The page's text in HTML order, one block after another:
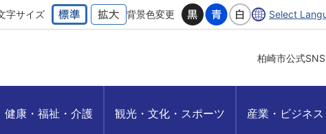
字サイズ 背景色変更 Select
柏崎市公式SNS
健康・福祉・介護 観光・文化・スポーツ 産業・ビジネス